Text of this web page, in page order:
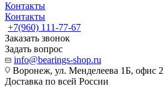
Контакты
Контакты
+7(960) 111-77-67
Заказать звонок
Задать вопрос
info@bearings-shop.ru
Воронеж, ул. Менделеева 1Б, офис
Доставка по всей России